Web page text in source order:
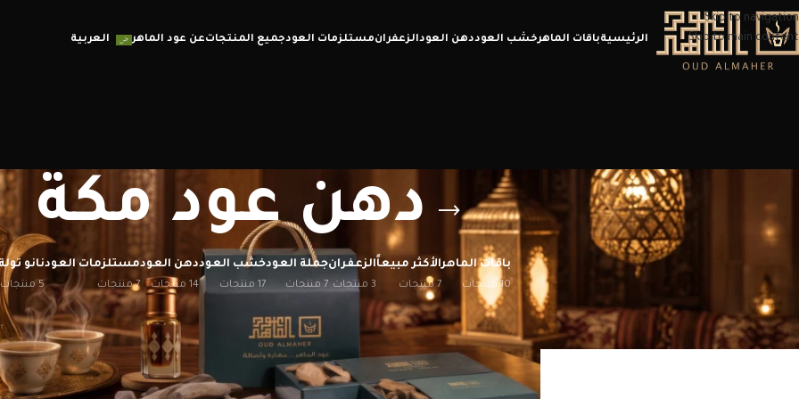
Skip to navigation
Skip to main content
الرئيسيةباقات الماهرخشب العوددهن العودالزعفرانمستلزمات العودجميع المنتجاتعن عود الماهر العربية
دهن عود مكة
باقات الماهر
10 منتجات
الأكثر مبيعاً
7 منتجات
الزعفران
3 منتجات
جملة العود
7 منتجات
خشب العود
17 منتجات
دهن العود
14 منتجات
مستلزمات العود
7 منتجات
نانو
5 منتجات
الرئيسية/ منتجات تحت الوسم “دهن عود مكة” إظهار 12
20